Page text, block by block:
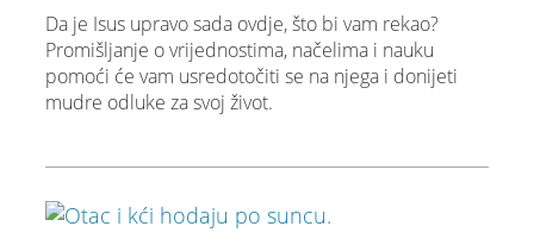
Da je Isus upravo sada ovdje, što bi vam rekao?
Promišljanje o vrijednostima, načelima i nauku
pomoći će vam usredotočiti se na njega i donijeti
mudre odluke za svoj život.